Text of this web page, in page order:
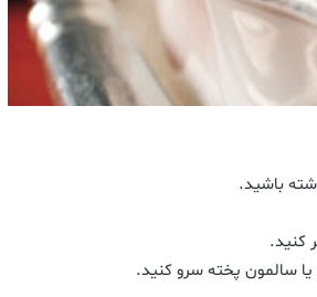
باشید.
کنید.
یا سالمون پخته سرو کنید.